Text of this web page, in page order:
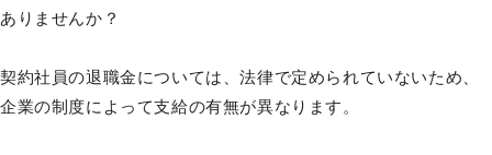
ありませんか？
契約社員の退職金については、法律で定められていないため、
企業の制度によって支給の有無が異なります。